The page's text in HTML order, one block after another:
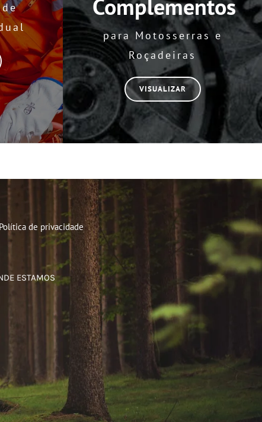
Complementos
para Motosserras e
Roçadeiras
VISUALIZAR
Política de privacidade
ESTAMOS